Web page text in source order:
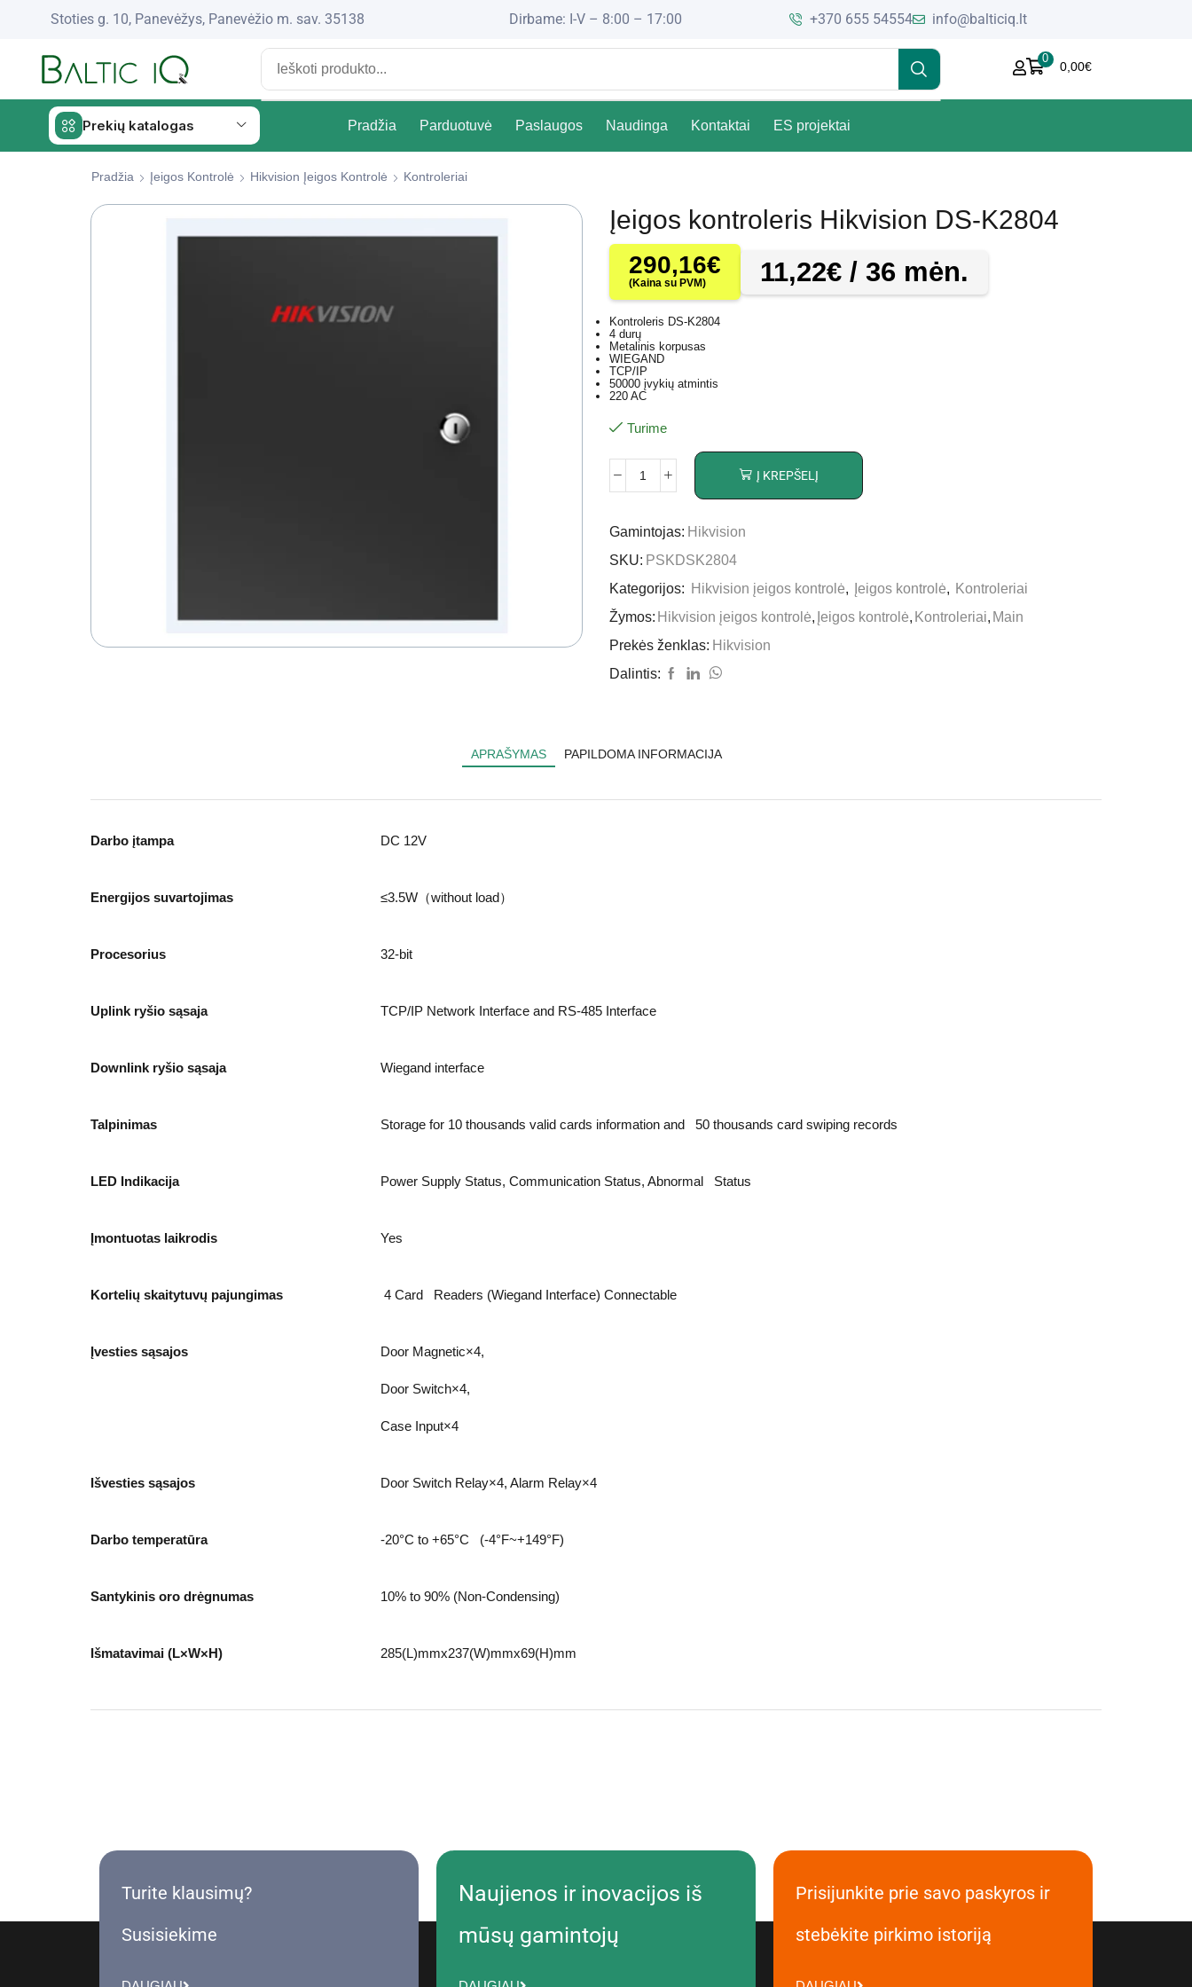
Stoties g. 10, Panevėžys, Panevėžio m. sav. 35138 Dirbame: I-V – 8:00 – 17:00 +370 655 54554 info@balticiq.lt
0
0,00€
Prekių katalogas Pradžia Parduotuvė Paslaugos Naudinga Kontaktai ES projektai
Pradžia Įeigos Kontrolė Hikvision Įeigos Kontrolė Kontroleriai
Įeigos kontroleris Hikvision DS-K2804
290,16€
(Kaina su PVM) 11,22€ / 36 mėn.
Kontroleris DS-K2804
4 durų
Metalinis korpusas
WIEGAND
TCP/IP
50000 įvykių atmintis
220 AC
Turime
Į KREPŠELĮ
Gamintojas: Hikvision
SKU: PSKDSK2804
Kategorijos:
Hikvision įeigos kontrolė, Įeigos kontrolė, Kontroleriai
Žymos: Hikvision įeigos kontrolė, Įeigos kontrolė, Kontroleriai, Main
Prekės ženklas: Hikvision
Dalintis:
APRAŠYMAS PAPILDOMA INFORMACIJA
Darbo įtampa DC 12V
Energijos suvartojimas ≤3.5W（without load）
Procesorius 32-bit
Uplink ryšio sąsaja TCP/IP Network Interface and RS-485 Interface
Downlink ryšio sąsaja Wiegand interface
Talpinimas Storage for 10 thousands valid cards information and 50 thousands card swiping records
LED Indikacija Power Supply Status, Communication Status, Abnormal Status
Įmontuotas laikrodis Yes
Kortelių skaitytuvų pajungimas 4 Card Readers (Wiegand Interface) Connectable
Įvesties sąsajos Door Magnetic×4,
Door Switch×4,
Case Input×4
Išvesties sąsajos Door Switch Relay×4, Alarm Relay×4
Darbo temperatūra -20°C to +65°C (-4°F~+149°F)
Santykinis oro drėgnumas 10% to 90% (Non-Condensing)
Išmatavimai (L×W×H) 285(L)mmx237(W)mmx69(H)mm
Turite klausimų?
Susisiekime
Naujienos ir inovacijos iš
mūsų gamintojų
Prisijunkite prie savo paskyros ir
stebėkite pirkimo istoriją